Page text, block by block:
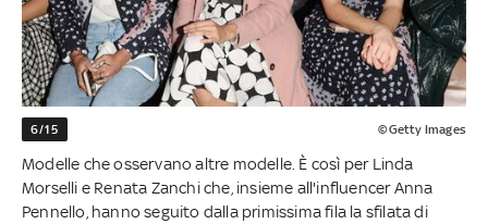
6/15 ©Getty Images
Modelle che osservano altre modelle. È così per Linda
Morselli e Renata Zanchi che, insieme all'influencer Anna
Pennello, hanno seguito dalla primissima fila la sfilata di